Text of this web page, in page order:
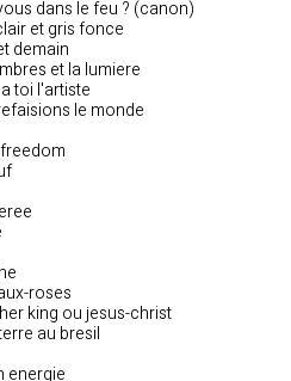
dans le feu ? (canon)
et gris fonce
demain
et la lumiere
toi l'artiste
le monde
freedom
roses
king ou jesus-christ
au bresil
energie